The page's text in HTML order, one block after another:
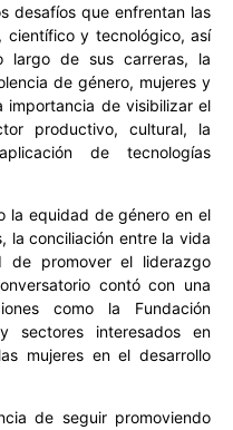
desafíos que enfrentan las
científico y tecnológico, así
largo de sus carreras, la
de género, mujeres y
importancia de visibilizar el
productivo, cultural, la
de tecnologías
la equidad de género en el
la conciliación entre la vida
de promover el liderazgo
contó con una
como la Fundación
sectores interesados en
mujeres en el desarrollo
de seguir promoviendo